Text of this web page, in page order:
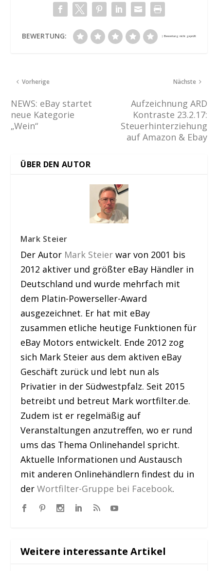
BEWERTUNG:
Vorherige
NEWS: eBay startet
neue Kategorie
„Wein“
Nächste
Aufzeichnung ARD
Kontraste 23.2.17:
Steuerhinterziehung
auf Amazon & Ebay
ÜBER DEN AUTOR
Mark Steier
Der Autor Mark Steier war von 2001 bis
2012 aktiver und größter eBay Händler in
Deutschland und wurde mehrfach mit
dem Platin-Powerseller-Award
ausgezeichnet. Er hat mit eBay
zusammen etliche heutige Funktionen für
eBay Motors entwickelt. Ende 2012 zog
sich Mark Steier aus dem aktiven eBay
Geschäft zurück und lebt nun als
Privatier in der Südwestpfalz. Seit 2015
betreibt und betreut Mark wortfilter.de.
Zudem ist er regelmäßig auf
Veranstaltungen anzutreffen, wo er rund
ums das Thema Onlinehandel spricht.
Aktuelle Informationen und Austausch
mit anderen Onlinehändlern findest du in
derWortfilter-Gruppe bei Facebook.
Weitere interessante Artikel